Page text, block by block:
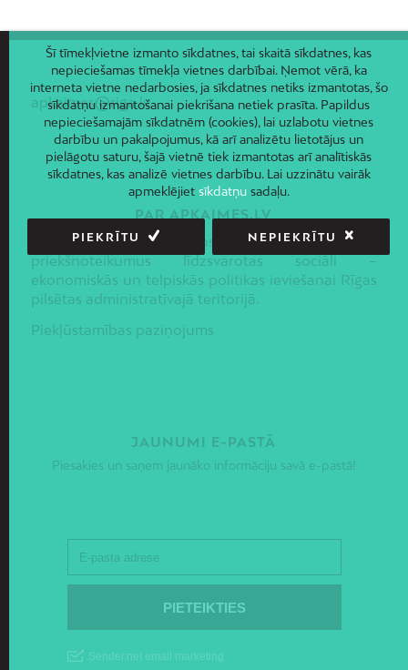
apkaimes@riga.lv
PAR APKAIMES.LV
Projekta mērķis ir nosakot apkaimes, radīt
priekšnoteikumus līdzsvarotas sociāli –
ekonomiskās un telpiskās politikas ieviešanai Rīgas
pilsētas administratīvajā teritorijā.
Piekļūstamības paziņojums
JAUNUMI E-PASTĀ
Piesakies un saņem jaunāko informāciju savā e-pastā!
Šī tīmekļvietne izmanto sīkdatnes, tai skaitā sīkdatnes, kas
nepieciešamas tīmekļa vietnes darbībai. Ņemot vērā, ka
interneta vietne nedarbosies, ja sīkdatnes netiks izmantotas, šo
sīkdatņu izmantošanai piekrišana netiek prasīta. Papildus
nepieciešamajām sīkdatnēm (cookies), lai uzlabotu vietnes
darbību un pakalpojumus, kā arī analizētu lietotājus un
pielāgotu saturu, šajā vietnē tiek izmantotas arī analītiskās
sīkdatnes, kas analizē vietnes darbību. Lai uzzinātu vairāk
apmeklējiet sīkdatņusadaļu.
PIEKRĪTU NEPIEKRĪTU